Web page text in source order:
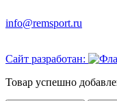
info@remsport.ru
Сайт разработан:
Товар успешно